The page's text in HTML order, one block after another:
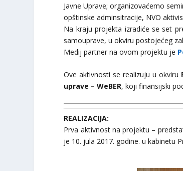
Javne Uprave; organizovaćemo
opštinske adminsitracije, NVO
Na kraju projekta izradiće se set
samouprave, u okviru postojećeg
Medij partner na ovom projektu je
Ove aktivnosti se realizuju u okviru
uprave – WeBER, koji finansijski
REALIZACIJA:
Prva aktivnost na projektu –
je 10. jula 2017. godine. u kabinetu